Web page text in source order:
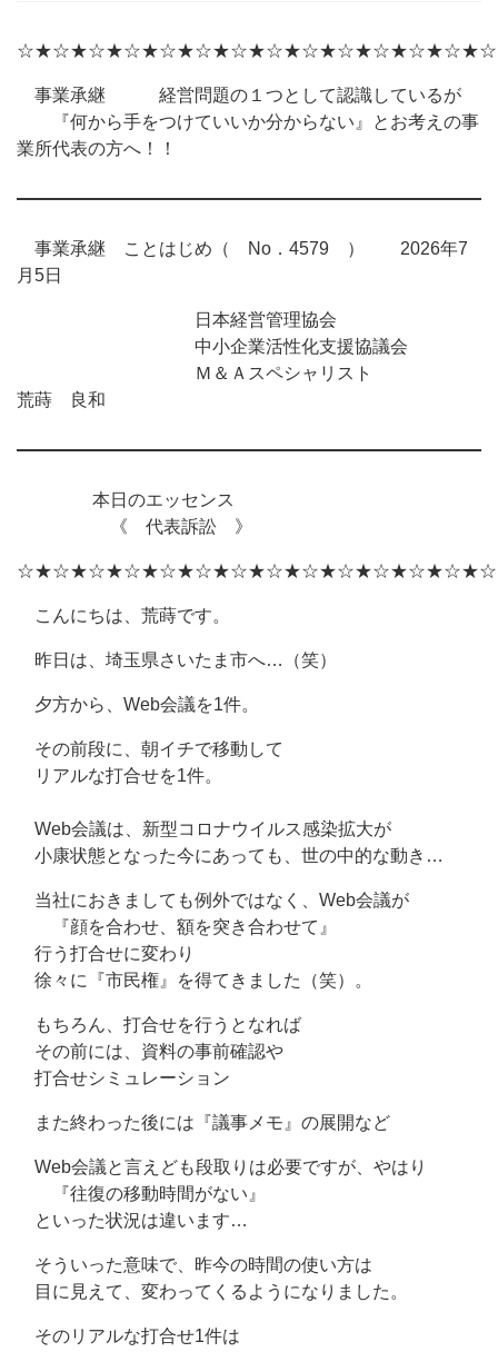
事業承継 経営問題の１つとして認識しているが
『何から手をつけていいか分からない』とお考えの事
業所代表の方へ！！
事業承継 ことはじめ（ No．4579 ） 2026年7
月5日
日本経営管理協会
中小企業活性化支援協議会
Ｍ＆Ａスペシャリスト
荒蒔 良和
本日のエッセンス
《 代表訴訟 》
こんにちは、荒蒔です。
昨日は、埼玉県さいたま市へ…（笑）
夕方から、Web会議を1件。
その前段に、朝イチで移動して
リアルな打合せを1件。
Web会議は、新型コロナウイルス感染拡大が
小康状態となった今にあっても、世の中的な動き…
当社におきましても例外ではなく、Web会議が
『顔を合わせ、額を突き合わせて』
行う打合せに変わり
徐々に『市民権』を得てきました（笑）。
もちろん、打合せを行うとなれば
その前には、資料の事前確認や
打合せシミュレーション
また終わった後には『議事メモ』の展開など
Web会議と言えども段取りは必要ですが、やはり
『往復の移動時間がない』
といった状況は違います…
そういった意味で、昨今の時間の使い方は
目に見えて、変わってくるようになりました。
そのリアルな打合せ1件は